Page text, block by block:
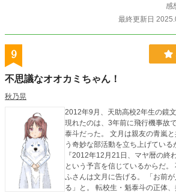
感
最終更新日
9
不思議なオオカミちゃん！
秋乃晃
2012年9月、天助高校2年生の鏡
現れたのは、3年前に飛行機事故
泰斗だった。 文月は親友の青嵐と共に『侵略者討伐部』とい
う奇妙な部活動を立ち上げている
『2012年12月21日、マヤ暦の終
という予言を信じているからだ。 不思議な“喋る”犬・もふも
ふさんは文月に告げる。 「お前
る」と。 転校生・魁泰斗の正体、担任教師の不可解な変貌、